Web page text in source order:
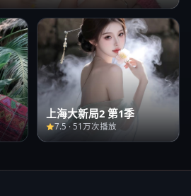
上海大新局2 第1季
7.5· 51万次播放